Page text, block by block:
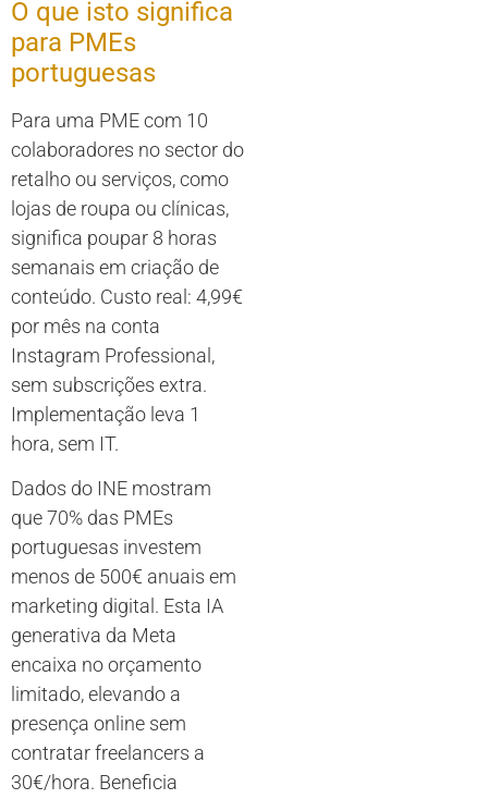
O que isto significa
para PMEs
portuguesas
Para uma PME com 10
colaboradores no sector do
retalho ou serviços, como
lojas de roupa ou clínicas,
significa poupar 8 horas
semanais em criação de
conteúdo. Custo real: 4,99€
por mês na conta
Instagram Professional,
sem subscrições extra.
Implementação leva 1
hora, sem IT.
Dados do INE mostram
que 70% das PMEs
portuguesas investem
menos de 500€ anuais em
marketing digital. Esta IA
generativa da Meta
encaixa no orçamento
limitado, elevando a
presença online sem
contratar freelancers a
30€/hora. Beneficia